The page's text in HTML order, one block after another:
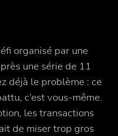
organisé par une
une série de 11
déjà le problème : ce
c’est vous-même.
les transactions
de miser trop gros